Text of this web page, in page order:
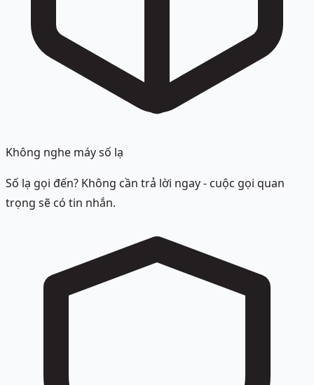
Không nghe máy số lạ
Số lạ gọi đến? Không cần trả lời ngay - cuộc gọi quan
trọng sẽ có tin nhắn.